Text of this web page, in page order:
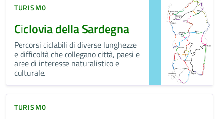
TURISMO
Ciclovia della Sardegna
Percorsi ciclabili di diverse lunghezze
e difficoltà che collegano città, paesi e
aree di interesse naturalistico e
culturale.
TURISMO